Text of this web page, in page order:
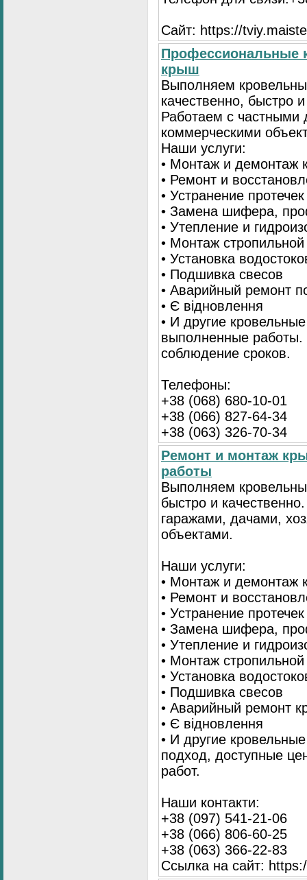
Сайт: https://
Профессиональные
крыш
Выполняем
качественно, быстро
Работаем с
коммерческими
Наши услуги:
• Монтаж и демонтаж
• Ремонт и
• Устранение протечек
• Замена шифера,
• Утепление и
• Монтаж
• Установка
• Подшивка свесов
• Аварийный ремонт
• Є відновлення
• И другие
выполненные работы.
соблюдение сроков.
Телефоны:
+38 (068) 680-10-01
+38 (066) 827-64-34
+38 (063) 326-70-34
Ремонт и монтаж
работы
Выполняем
быстро и
гаражами, дачами,
объектами.
Наши услуги:
• Монтаж и демонтаж
• Ремонт и
• Устранение протечек
• Замена шифера,
• Утепление и
• Монтаж
• Установка
• Подшивка свесов
• Аварийный ремонт
• Є відновлення
• И другие
подход, доступные
работ.
Наши контакти:
+38 (097) 541-21-06
+38 (066) 806-60-25
+38 (063) 366-22-83
Ссылка на сайт: